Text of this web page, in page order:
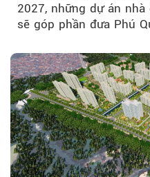
2027, những dự án
sẽ góp phần đưa Phú